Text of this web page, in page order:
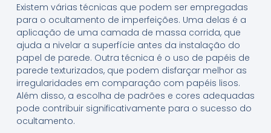
Existem várias técnicas que podem ser empregadas
para o ocultamento de imperfeições. Uma delas é a
aplicação de uma camada de massa corrida, que
ajuda a nivelar a superfície antes da instalação do
papel de parede. Outra técnica é o uso de papéis de
parede texturizados, que podem disfarçar melhor as
irregularidades em comparação com papéis lisos.
Além disso, a escolha de padrões e cores adequadas
pode contribuir significativamente para o sucesso do
ocultamento.